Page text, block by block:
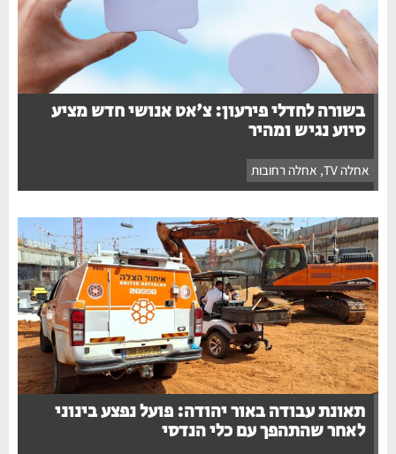
בשורה לחדלי פירעון: צ'אט אנושי חדש מציע
סיוע נגיש ומהיר
אחלה TV ,אחלה רחובות
תאונת עבודה באור יהודה: פועל נפצע בינוני
לאחר שהתהפך עם כלי הנדסי